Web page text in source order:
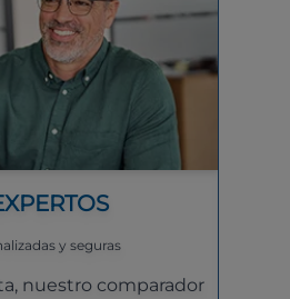
y seguras
nuestro comparador